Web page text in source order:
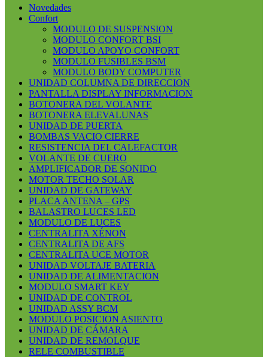
Novedades
Confort
MODULO DE SUSPENSION
MODULO CONFORT BSI
MODULO APOYO CONFORT
MODULO FUSIBLES BSM
MODULO BODY COMPUTER
UNIDAD COLUMNA DE DIRECCION
PANTALLA DISPLAY INFORMACION
BOTONERA DEL VOLANTE
BOTONERA ELEVALUNAS
UNIDAD DE PUERTA
BOMBAS VACIO CIERRE
RESISTENCIA DEL CALEFACTOR
VOLANTE DE CUERO
AMPLIFICADOR DE SONIDO
MOTOR TECHO SOLAR
UNIDAD DE GATEWAY
PLACA ANTENA – GPS
BALASTRO LUCES LED
MODULO DE LUCES
CENTRALITA XÉNON
CENTRALITA DE AFS
CENTRALITA UCE MOTOR
UNIDAD VOLTAJE BATERIA
UNIDAD DE ALIMENTACION
MODULO SMART KEY
UNIDAD DE CONTROL
UNIDAD ASSY BCM
MODULO POSICION ASIENTO
UNIDAD DE CÁMARA
UNIDAD DE REMOLQUE
RELE COMBUSTIBLE